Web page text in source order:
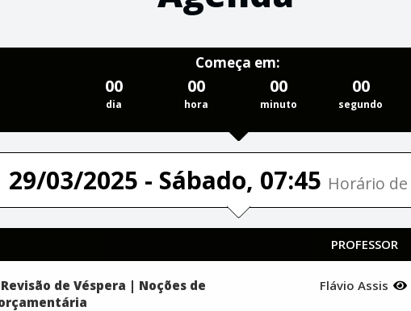
Começa em:
00
dia
00
hora
00
minuto
00
segundo
29/03/2025 - Sábado, 07:45 Horário
PROFESSOR
de Véspera | Noções de
Flávio Assis